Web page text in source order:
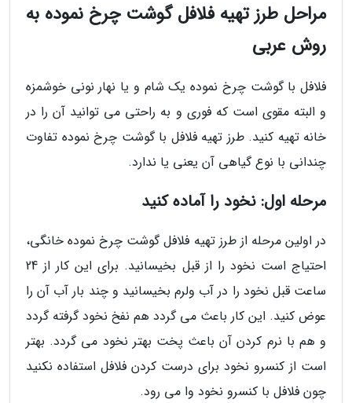
مراحل طرز تهیه فلافل گوشت چرخ نموده به
روش عربی
فلافل با گوشت چرخ نموده یک شام و یا نهار نونی خوشمزه
و البته مقوی است که فوری و به راحتی می توانید آن را در
خانه تهیه کنید. طرز تهیه فلافل با گوشت چرخ نموده تفاوت
چندانی با نوع گیاهی آن یعنی یا ندارد.
مرحله اول: نخود را آماده کنید
در اولین مرحله از طرز تهیه فلافل گوشت چرخ نموده خانگی،
احتیاج است نخود را از قبل بخیسانید. برای این کار از 24
ساعت قبل نخود را در آب ولرم بخیسانید و چند بار آب آن را
عوض کنید. این کار باعث می گردد هم نفخ نخود گرفته گردد
و هم با نرم کردن آن باعث پخت بهتر نخود می گردد. بهتر
است از کنسرو نخود برای درست کردن فلافل استفاده نکنید
چون فلافل با کنسرو نخود وا می رود.